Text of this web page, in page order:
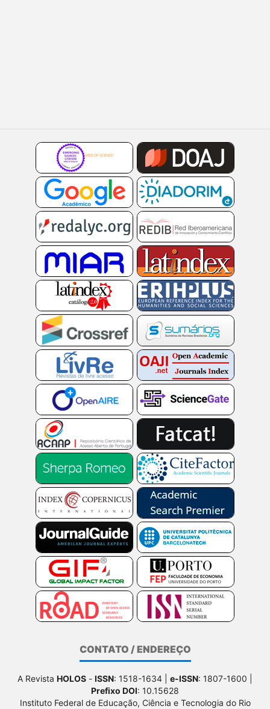
CONTATO / ENDEREÇO
A Revista HOLOS - ISSN: 1518-1634 | e-ISSN: 1807-1600 |
Prefixo DOI: 10.15628
Instituto Federal de Educação, Ciência e Tecnologia do Rio